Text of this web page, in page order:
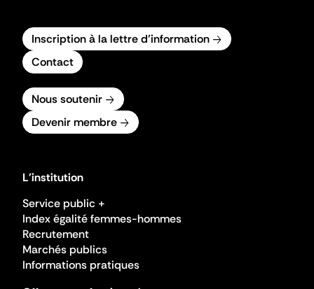
Inscription à la lettre d'information
Contact
Nous soutenir
Devenir membre
L'institution
Service public +
Index égalité femmes-hommes
Recrutement
Marchés publics
Informations pratiques